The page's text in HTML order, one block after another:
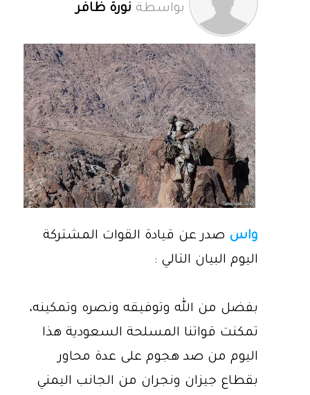
بواسطة نورة ظافر
واس صدر عن قيادة القوات المشتركة
اليوم البيان التالي :
بفضل من الله وتوفيقه ونصره وتمكينه،
تمكنت قواتنا المسلحة السعودية هذا
اليوم من صد هجوم على عدة محاور
بقطاع جيزان ونجران من الجانب اليمني